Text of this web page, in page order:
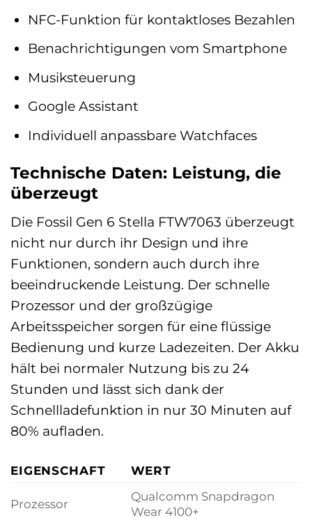
NFC-Funktion für kontaktloses Bezahlen
Benachrichtigungen vom Smartphone
Musiksteuerung
Google Assistant
Individuell anpassbare Watchfaces
Technische Daten: Leistung, die
überzeugt
Die Fossil Gen 6 Stella FTW7063 überzeugt
nicht nur durch ihr Design und ihre
Funktionen, sondern auch durch ihre
beeindruckende Leistung. Der schnelle
Prozessor und der großzügige
Arbeitsspeicher sorgen für eine flüssige
Bedienung und kurze Ladezeiten. Der Akku
hält bei normaler Nutzung bis zu 24
Stunden und lässt sich dank der
Schnellladefunktion in nur 30 Minuten auf
80% aufladen.
EIGENSCHAFT WERT
Prozessor
Qualcomm Snapdragon
Wear 4100+